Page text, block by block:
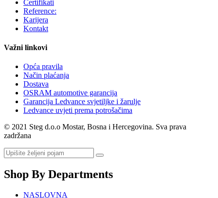
Certifikati
Reference:
Karijera
Kontakt
Važni linkovi
Opća pravila
Način plaćanja
Dostava
OSRAM automotive garancija
Garancija Ledvance svjetiljke i žarulje
Ledvance uvjeti prema potrošačima
© 2021 Steg d.o.o Mostar, Bosna i Hercegovina. Sva prava
zadržana
Shop By Departments
NASLOVNA